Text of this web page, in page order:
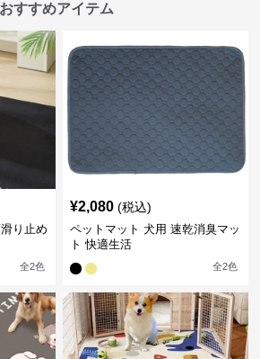
すすめアイテム
り止め
全2色
¥2,080 (税込)
ペットマット 犬用 速乾消臭マッ
ト 快適生活
全2色